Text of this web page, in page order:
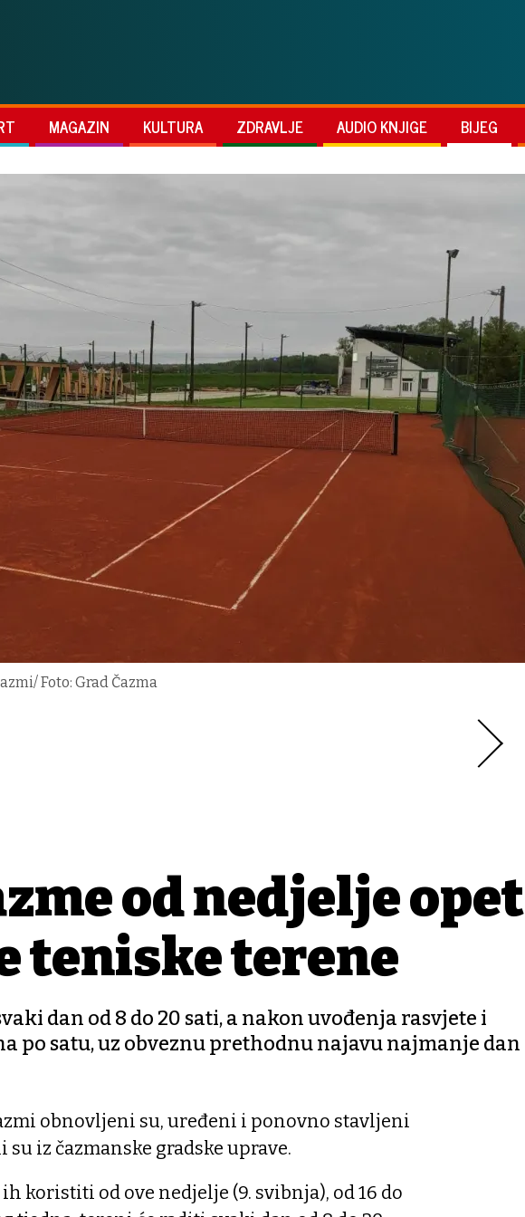
MAGAZIN KULTURA ZDRAVLJE AUDIO KNJIGE BIJEG
Foto: Grad Čazma
od nedjelje opet
teniske terene
dan od 8 do 20 sati, a nakon uvođenja rasvjete i
po satu, uz obveznu prethodnu najavu najmanje dan
obnovljeni su, uređeni i ponovno stavljeni
iz čazmanske gradske uprave.
ih koristiti od ove nedjelje (9. svibnja), od 16 do